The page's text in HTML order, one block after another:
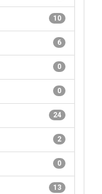
10
6
0
0
24
2
0
13